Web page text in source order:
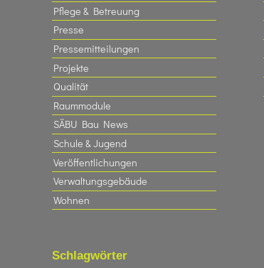
Pflege & Betreuung
Presse
Pressemitteilungen
Projekte
Qualität
Raummodule
SÄBU Bau News
Schule & Jugend
Veröffentlichungen
Verwaltungsgebäude
Wohnen
Schlagwörter